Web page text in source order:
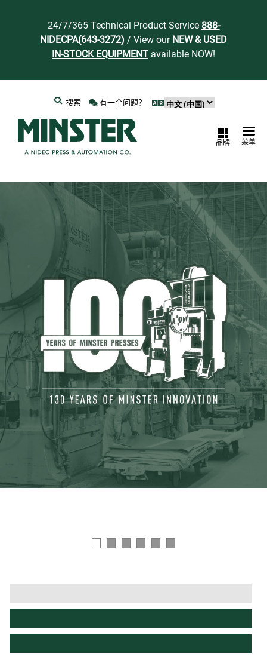
24/7/365 Technical Product Service 888-
NIDECPA(643-3272) / View our NEW & USED
IN-STOCK EQUIPMENT available NOW!
有一个问题？
搜索
菜单
品牌